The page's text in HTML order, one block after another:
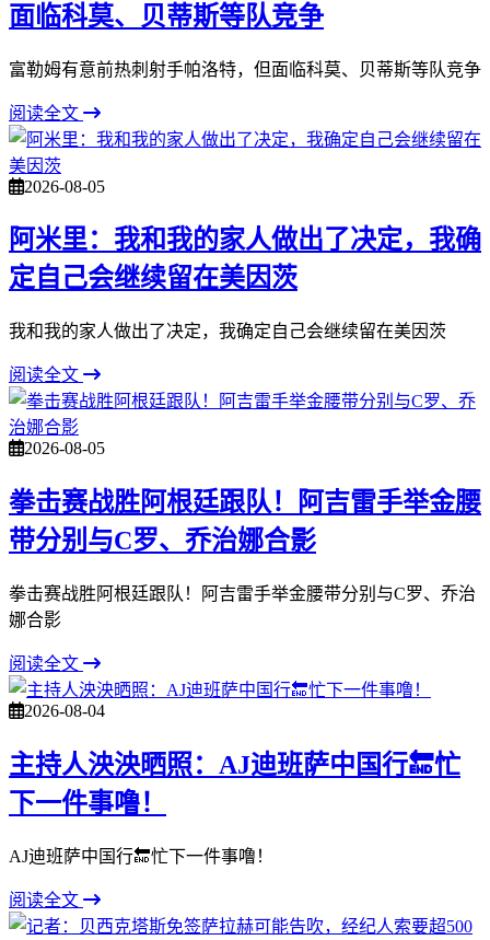
面临科莫、贝蒂斯等队竞争
富勒姆有意前热刺射手帕洛特，但面临科莫、贝蒂斯等队竞争
阅读全文
2026-08-05
阿米里：我和我的家人做出了决定，我确
定自己会继续留在美因茨
我和我的家人做出了决定，我确定自己会继续留在美因茨
阅读全文
2026-08-05
拳击赛战胜阿根廷跟队！阿吉雷手举金腰
带分别与C罗、乔治娜合影
拳击赛战胜阿根廷跟队！阿吉雷手举金腰带分别与C罗、乔治
娜合影
阅读全文
2026-08-04
主持人泱泱晒照：AJ迪班萨中国行🔚忙
下一件事噜！
AJ迪班萨中国行🔚忙下一件事噜！
阅读全文